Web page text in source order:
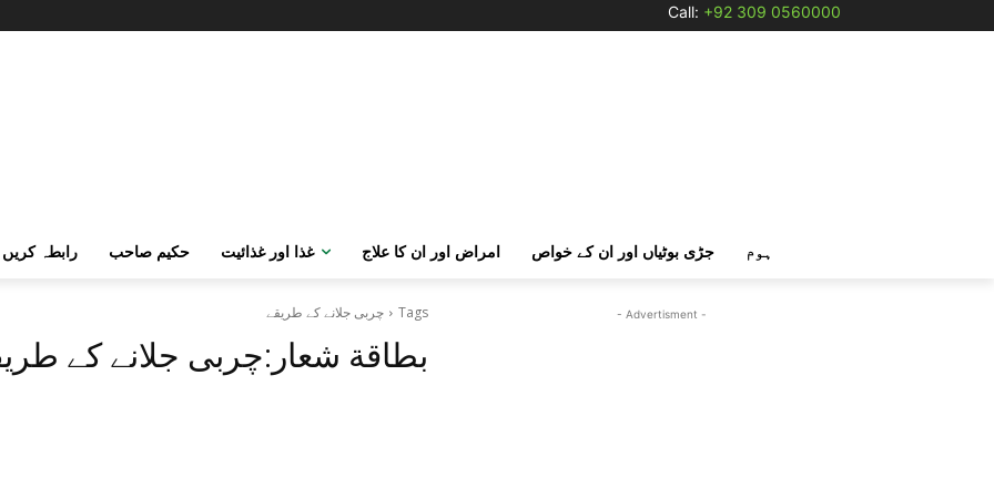
Call: +92 309 0560000
رابطہ کریں حکیم صاحب غذا اور غذائیت امراض اور ان کا علاج جڑی بوٹیاں اور ان کے خواص ہوم
Tags چربی جلانے کے طریقے
بطاقة شعار:چربی جلانے کے
- Advertisment -